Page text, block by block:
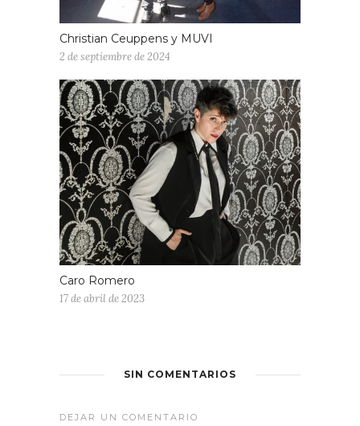
Christian Ceuppens y MUVI
2 de septiembre de 2024
Caro Romero
17 de abril de 2023
SIN COMENTARIOS
DEJAR UN COMENTARIO